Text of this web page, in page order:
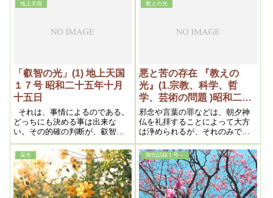
って社会に出ると結局科学では
り理屈通りに行きませんので、
今迄の宗教と言うものは、あま
りに現実離れがして、行る気に
なれないという感じが……非常
に多いと思います
あるのは充分教えが徹底してい
は、徹頭徹尾神様の地位を冒す
地上天国
「叡智の光」(1) 地上天国
１７号 昭和二十五年十月
十五日
それは、事情によるのである。
どっちにも決める事は出来な
い。その的確の判断が、叡智の
力である。叡智とは、或程度信
仰が進み誠の心の持ち主になれ
ば、自から判断がつくものであ
る。
教えの光
悪と苦の存在 『教えの
光』(1.宗教、科学、哲
学、芸術の問題 )昭和二十
六年五月二十日
邪念や言葉の罪などは、朝夕神
仏を礼拝することによって大方
は浄められるが、それのみでは
本当でない。やはり人を幸福に
することが肝要で、信仰は拝む
のみでは本当に救われぬ。まず
多くの人に喜びを与えなくては
ならぬ。
栄光 御光話録１号～